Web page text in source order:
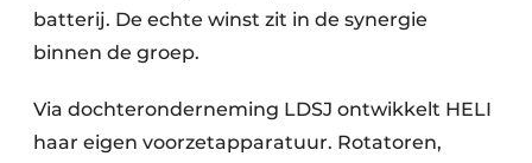
batterij. De echte winst zit in de synergie
binnen de groep.
Via dochteronderneming LDSJ ontwikkelt HELI
haar eigen voorzetapparatuur. Rotatoren,